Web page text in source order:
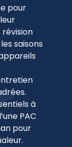
pour
révision
saisons
à
PAC
pour